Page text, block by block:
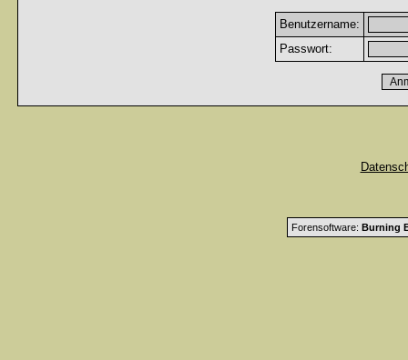
Benutzername:
Passwort:
Forensoftware: Burning